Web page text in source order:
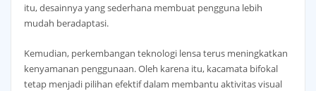
itu, desainnya yang sederhana membuat pengguna lebih
mudah beradaptasi.
Kemudian, perkembangan teknologi lensa terus meningkatkan
kenyamanan penggunaan. Oleh karena itu, kacamata bifokal
tetap menjadi pilihan efektif dalam membantu aktivitas visual